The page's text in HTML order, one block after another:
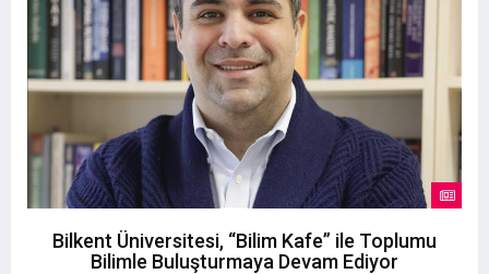
Bilkent Üniversitesi, “Bilim Kafe” ile Toplumu
Bilimle Buluşturmaya Devam Ediyor